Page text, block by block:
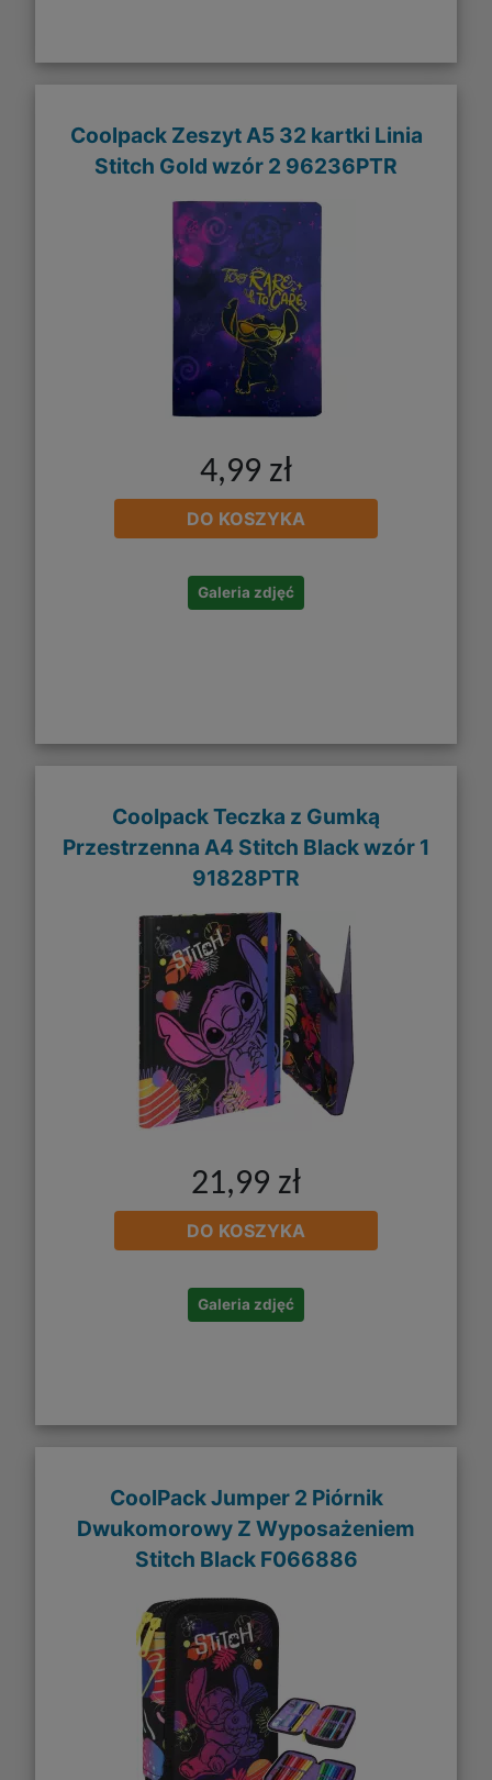
Coolpack Zeszyt A5 32 kartki Linia
Stitch Gold wzór 2 96236PTR
4,99 zł
DO KOSZYKA
Galeria zdjęć
Coolpack Teczka z Gumką
Przestrzenna A4 Stitch Black wzór 1
91828PTR
21,99 zł
DO KOSZYKA
Galeria zdjęć
CoolPack Jumper 2 Piórnik
Dwukomorowy Z Wyposażeniem
Stitch Black F066886